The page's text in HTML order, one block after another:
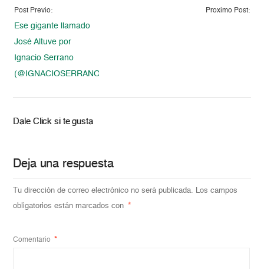
Post Previo:
Ese gigante llamado
José Altuve por
Ignacio Serrano
(@IGNACIOSERRANO)
Proximo Post:
Dale Click si te gusta
Deja una respuesta
Tu dirección de correo electrónico no será publicada. Los campos
obligatorios están marcados con *
Comentario *